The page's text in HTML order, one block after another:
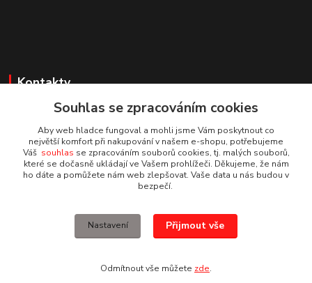
Kontakty
Irena Dvořáková
+420 732 595 975
(PO - PÁ, 7 - 15 hod.)
obchod@vruty-roman-stary.cz
© Roman Starý
Souhlas se zpracováním cookies
Aby web hladce fungoval a mohli jsme Vám poskytnout co
největší komfort při nakupování v našem e-shopu, potřebujeme
Váš souhlas se zpracováním souborů cookies, tj. malých souborů,
které se dočasně ukládají ve Vašem prohlížeči. Děkujeme, že nám
ho dáte a pomůžete nám web zlepšovat. Vaše data u nás budou v
bezpečí.
Nastavení Přijmout vše
Odmítnout vše můžete zde.